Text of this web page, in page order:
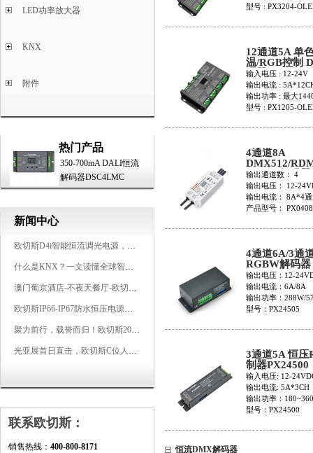
LED功率放大器
KNX
附件
热门产品
350-700mA DALI恒流
解码器DSC4LMC
新闻中心
欧切斯D4i智能恒流调光电源，引领未来照明生态
什么是KNX？一文读懂全球智能建筑控制标准
澳门葡京酒店-不夜天餐厅-欧切斯KNX智能控制系统打造高端智慧空间
欧切斯IP66-IP67防水恒压电源，无惧风雨，智稳如一
聚力前行，载誉而归！欧切斯2026光亚展完美收官
光亚展首日直击，欧切斯C位人气爆棚-双奖加冕，实力再出圈
联系欧切斯：
销售热线： 400-800-8171
型号 : PX3204-
12通道5A 单
温/RGB控制
码器PX1205-
输入电压 : 12-24V
输出电流 :
输出功率 : 最大
型号 : PX1205-
4通道8A
DMX512/
RGBW解码器
PX0408-WP
输出通道数： 4
输出电压： 12-
输出电流： 8A*4
产品型号：
4通道6A/3通
RGBW解码器
PX24505
输出电压：12-
输出电流：6A/8A
输出功率：288W/
型号：PX24505
3通道5A 恒压
制器PX24500
输入电压: 12-
输出电流: 5A*3CH
输出功率：
型号：PX24500
恒流DMX解码器